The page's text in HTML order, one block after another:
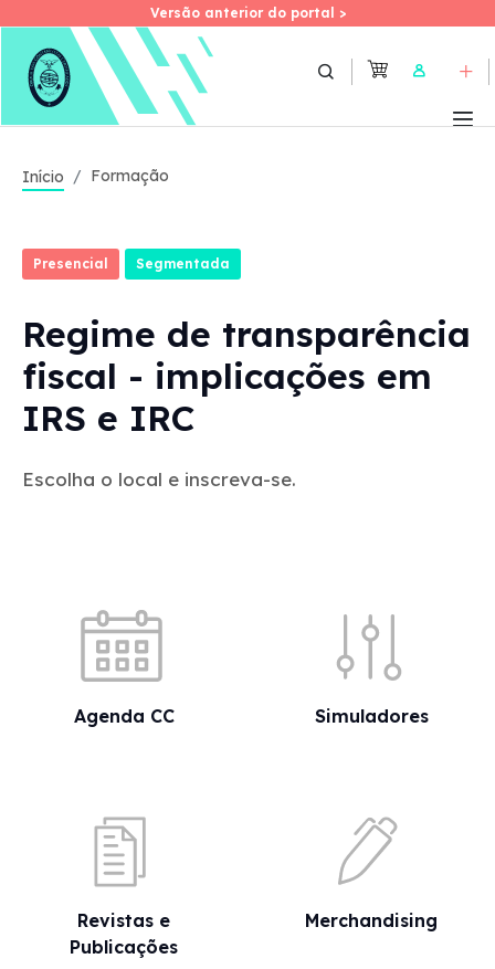
Skip
Versão anterior do portal >
Versão anterior do portal >
User
Início Formação
Presencial Segmentada
Regime de transparência
fiscal - implicações em
IRS e IRC
Escolha o local e inscreva-se.
Agenda CC Simuladores
Revistas e
Publicações
Merchandising